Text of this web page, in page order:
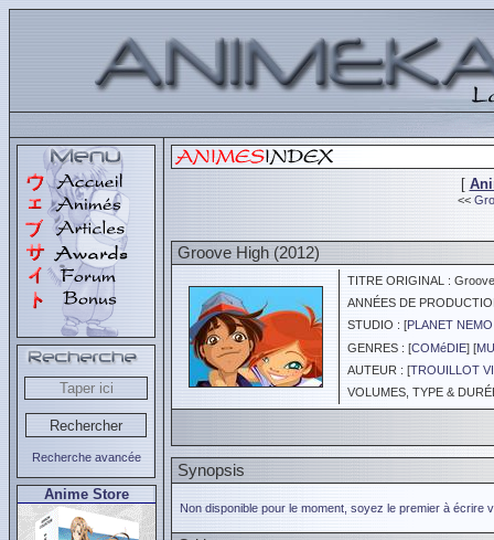
Recherche avancée
Anime Store
[
<<
Groove High (2012)
TITRE ORIGINAL :
ANNÉES DE
STUDIO : [PLANET
GENRES : [COMéDIE] [
AUTEUR : [TROUILLOT
VOLUMES, TYPE &
Synopsis
Non disponible pour le moment, soyez le premier à écrire